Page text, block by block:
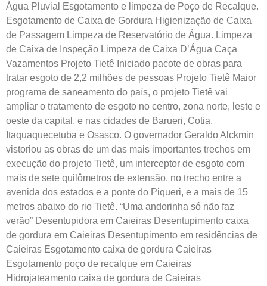
Água Pluvial Esgotamento e limpeza de Poço de Recalque.
Esgotamento de Caixa de Gordura Higienização de Caixa
de Passagem Limpeza de Reservatório de Água. Limpeza
de Caixa de Inspeção Limpeza de Caixa D’Água Caça
Vazamentos Projeto Tietê Iniciado pacote de obras para
tratar esgoto de 2,2 milhões de pessoas Projeto Tietê Maior
programa de saneamento do país, o projeto Tietê vai
ampliar o tratamento de esgoto no centro, zona norte, leste e
oeste da capital, e nas cidades de Barueri, Cotia,
Itaquaquecetuba e Osasco. O governador Geraldo Alckmin
vistoriou as obras de um das mais importantes trechos em
execução do projeto Tietê, um interceptor de esgoto com
mais de sete quilômetros de extensão, no trecho entre a
avenida dos estados e a ponte do Piqueri, e a mais de 15
metros abaixo do rio Tietê. “Uma andorinha só não faz
verão” Desentupidora em Caieiras Desentupimento caixa
de gordura em Caieiras Desentupimento em residências de
Caieiras Esgotamento caixa de gordura Caieiras
Esgotamento poço de recalque em Caieiras
Hidrojateamento caixa de gordura de Caieiras